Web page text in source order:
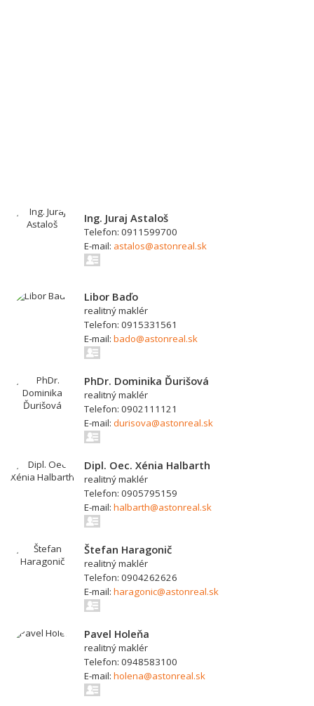
Ing. Juraj Astaloš
Telefon: 0911599700
E-mail: astalos@astonreal.sk
Libor Baďo
realitný maklér
Telefon: 0915331561
E-mail: bado@astonreal.sk
PhDr. Dominika Ďurišová
realitný maklér
Telefon: 0902111121
E-mail: durisova@astonreal.sk
Dipl. Oec. Xénia Halbarth
realitný maklér
Telefon: 0905795159
E-mail: halbarth@astonreal.sk
Štefan Haragonič
realitný maklér
Telefon: 0904262626
E-mail: haragonic@astonreal.sk
Pavel Holeňa
realitný maklér
Telefon: 0948583100
E-mail: holena@astonreal.sk